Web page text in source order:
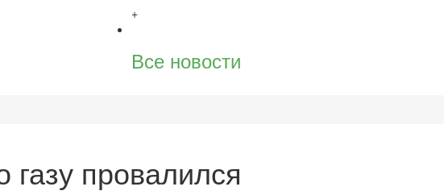
+
Все новости
провалился